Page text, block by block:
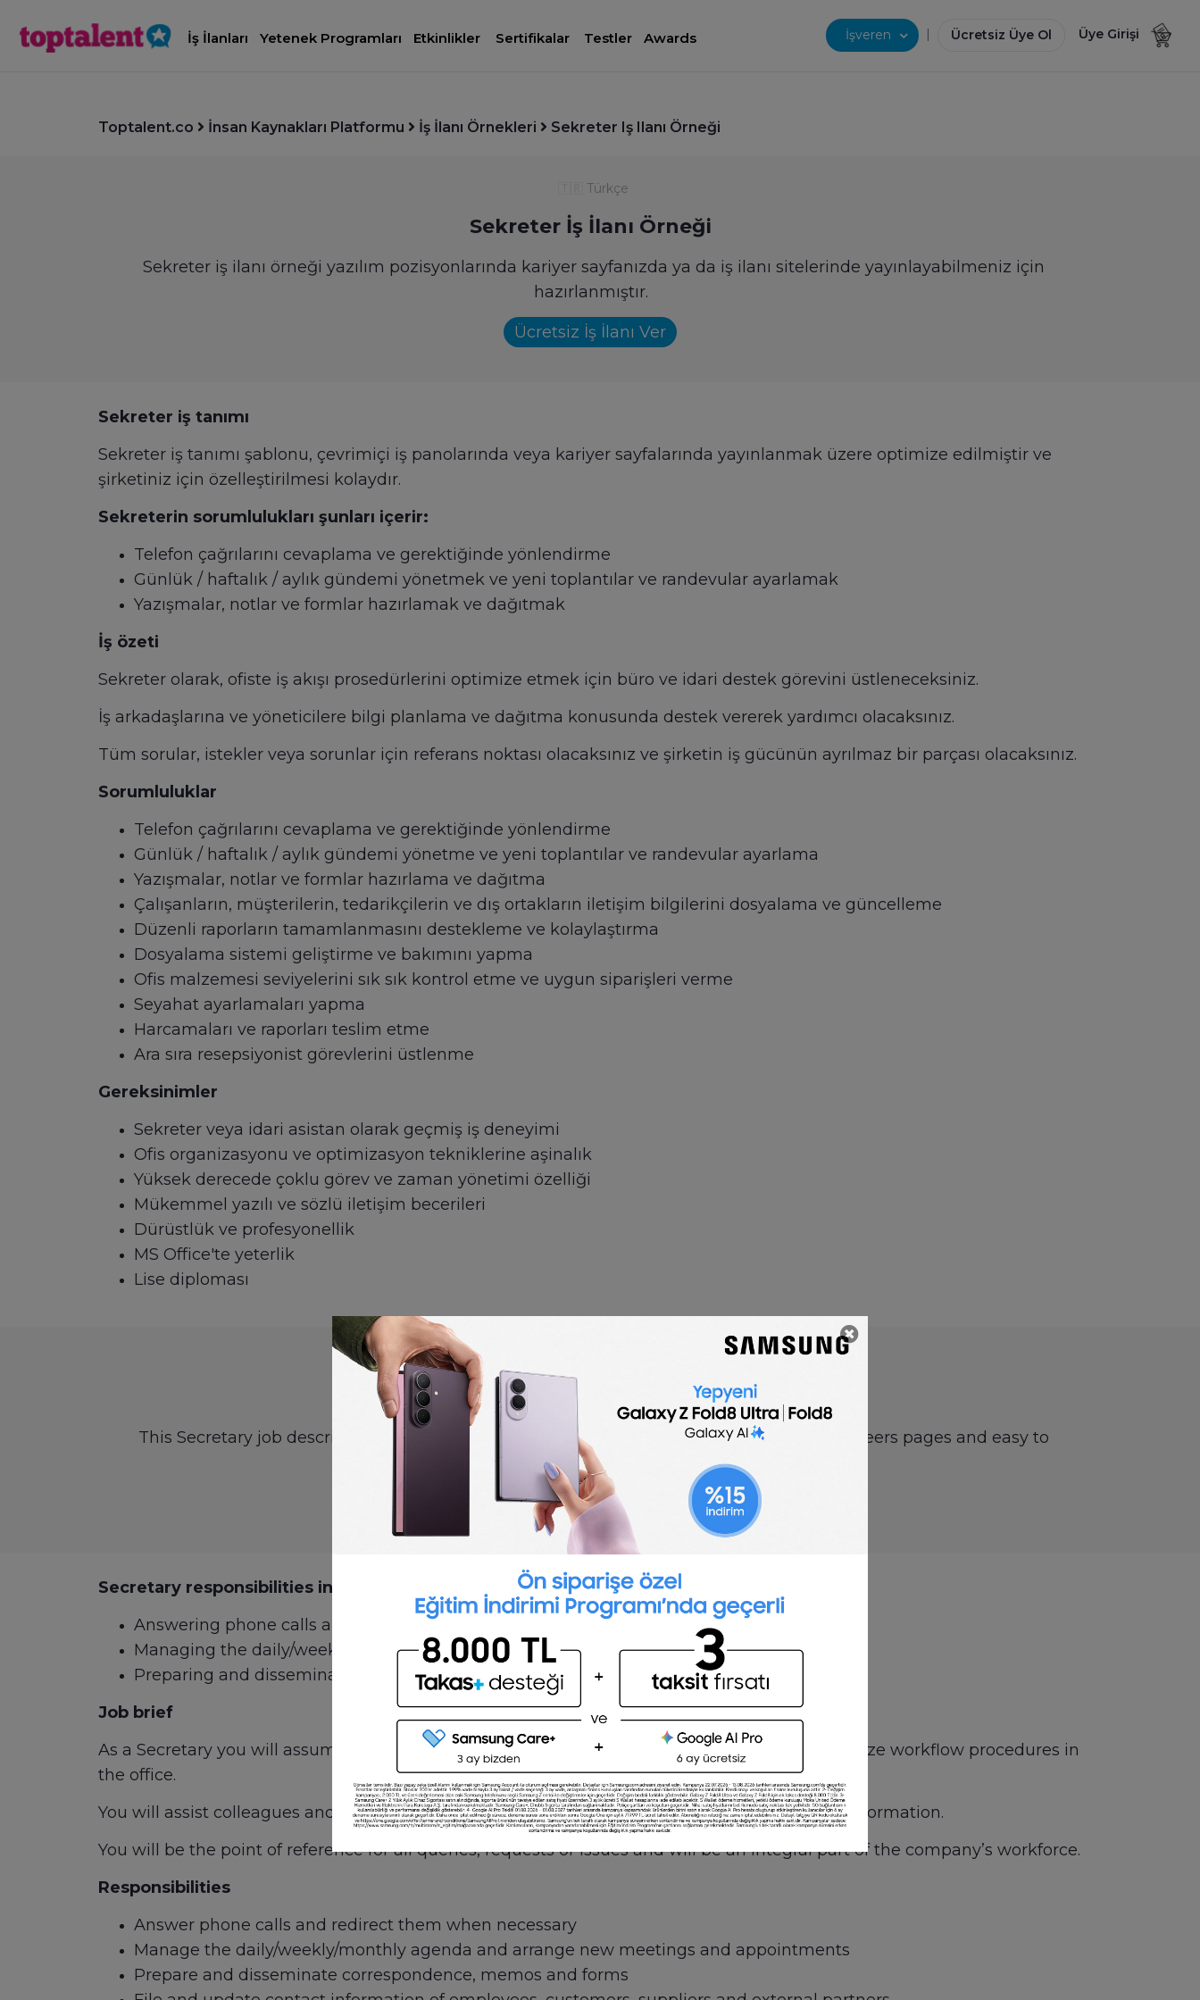
İş İlanları Yetenek Programları Etkinlikler Sertifikalar Testler Awards İşveren | Ücretsiz Üye Ol Üye Girişi
Toptalent.co İnsan Kaynakları Platformu İş İlanı Örnekleri Sekreter Iş Ilanı Örneği
Türkçe
Sekreter İş İlanı Örneği
Sekreter iş ilanı örneği yazılım pozisyonlarında kariyer sayfanızda ya da iş ilanı sitelerinde yayınlayabilmeniz için
hazırlanmıştır.
Ücretsiz İş İlanı Ver
Sekreter iş tanımı
Sekreter iş tanımı şablonu, çevrimiçi iş panolarında veya kariyer sayfalarında yayınlanmak üzere optimize edilmiştir ve
şirketiniz için özelleştirilmesi kolaydır.
Sekreterin sorumlulukları şunları içerir:
Telefon çağrılarını cevaplama ve gerektiğinde yönlendirme
Günlük / haftalık / aylık gündemi yönetmek ve yeni toplantılar ve randevular ayarlamak
Yazışmalar, notlar ve formlar hazırlamak ve dağıtmak
İş özeti
Sekreter olarak, ofiste iş akışı prosedürlerini optimize etmek için büro ve idari destek görevini üstleneceksiniz.
İş arkadaşlarına ve yöneticilere bilgi planlama ve dağıtma konusunda destek vererek yardımcı olacaksınız.
Tüm sorular, istekler veya sorunlar için referans noktası olacaksınız ve şirketin iş gücünün ayrılmaz bir parçası olacaksınız.
Sorumluluklar
Telefon çağrılarını cevaplama ve gerektiğinde yönlendirme
Günlük / haftalık / aylık gündemi yönetme ve yeni toplantılar ve randevular ayarlama
Yazışmalar, notlar ve formlar hazırlama ve dağıtma
Çalışanların, müşterilerin, tedarikçilerin ve dış ortakların iletişim bilgilerini dosyalama ve güncelleme
Düzenli raporların tamamlanmasını destekleme ve kolaylaştırma
Dosyalama sistemi geliştirme ve bakımını yapma
Ofis malzemesi seviyelerini sık sık kontrol etme ve uygun siparişleri verme
Seyahat ayarlamaları yapma
Harcamaları ve raporları teslim etme
Ara sıra resepsiyonist görevlerini üstlenme
Gereksinimler
Sekreter veya idari asistan olarak geçmiş iş deneyimi
Ofis organizasyonu ve optimizasyon tekniklerine aşinalık
Yüksek derecede çoklu görev ve zaman yönetimi özelliği
Mükemmel yazılı ve sözlü iletişim becerileri
Dürüstlük ve profesyonellik
MS Office'te yeterlik
Lise diploması
Secretary job description
This Secretary job description template is optimized for posting to online job boards or careers pages and easy to
customize for your company.
Post a job for free
Secretary responsibilities include:
Answering phone calls and redirect them when necessary
Managing the daily/weekly/monthly agenda and arrange new meetings and appointments
Preparing and disseminating correspondence, memos and forms
Job brief
As a Secretary you will assume the duty of clerical and administrative support in order to optimize workflow procedures in
the office.
You will assist colleagues and executives by supporting them with planning and distributing information.
You will be the point of reference for all queries, requests or issues and will be an integral part of the company’s workforce.
Responsibilities
Answer phone calls and redirect them when necessary
Manage the daily/weekly/monthly agenda and arrange new meetings and appointments
Prepare and disseminate correspondence, memos and forms